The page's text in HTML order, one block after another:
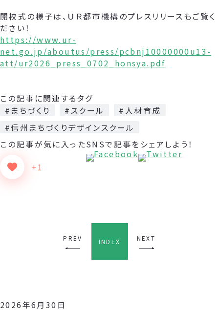
開校式の様子は、ＵＲ都市機構のプレスリリースもご覧く
ださい！
https://www.ur-
net.go.jp/aboutus/press/pcbnj10000000u13-
att/ur2026_press_0702_honsya.pdf
この記事に関連するタグ
#まちづくり
#スクール
#人材育成
#信州まちづくりデザインスクール
この記事が気に入った
+1
SNSで記事をシェアしよう！
PREV INDEX NEXT
2026年6月30日